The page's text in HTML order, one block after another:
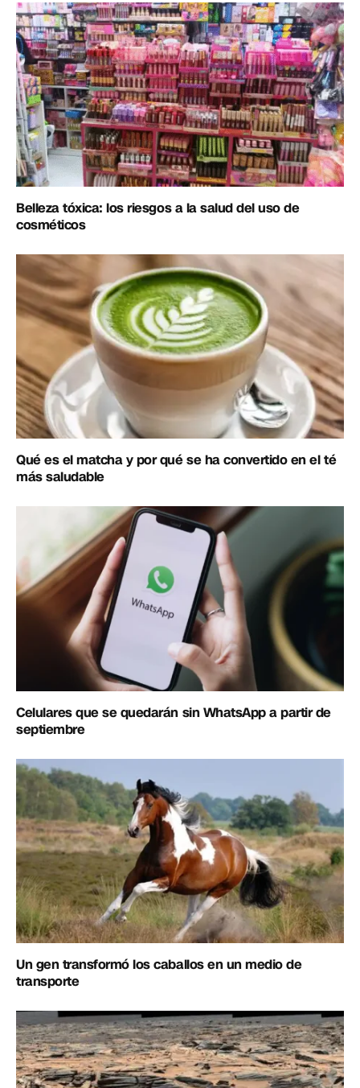
Belleza tóxica: los riesgos a la salud del uso de
cosméticos
Qué es el matcha y por qué se ha convertido en el té
más saludable
Celulares que se quedarán sin WhatsApp a partir de
septiembre
Un gen transformó los caballos en un medio de
transporte